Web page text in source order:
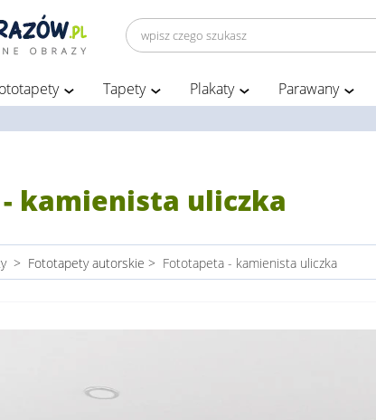
Tapety Plakaty Parawany
kamienista uliczka
> Fototapety autorskie > Fototapeta - kamienista uliczka